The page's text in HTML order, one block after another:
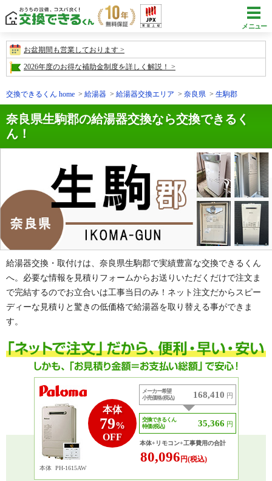
メニュー
お盆期間も営業しております
2026年度のお得な補助金制度を詳しく解説！
交換できるくん home 給湯器 給湯器交換エリア 奈良県 生駒郡
奈良県生駒郡の給湯器交換なら交換できるく
ん！
給湯器交換・取付けは、奈良県生駒郡で実績豊富な交換できるくん
へ。必要な情報を見積りフォームからお送りいただくだけで注文ま
で完結するのでお立合いは工事当日のみ！ネット注文だからスピー
ディーな見積りと驚きの低価格で給湯器を取り替える事ができま
す。
本体
79%
OFF
本体 PH-1615AW
メーカー希望
小売価格 (税込)
168,410 円
交換できるくん
特価 (税込)
35,366 円
本体+リモコン+工事費用の合計
80,096 円(税込)